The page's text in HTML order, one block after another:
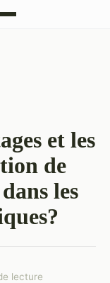
et les
de
les
lecture